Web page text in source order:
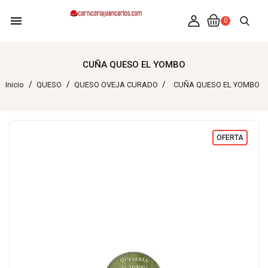
menu 0
CUÑA QUESO EL YOMBO
Inicio QUESO QUESO OVEJA CURADO CUÑA QUESO EL YOMBO
OFERTA